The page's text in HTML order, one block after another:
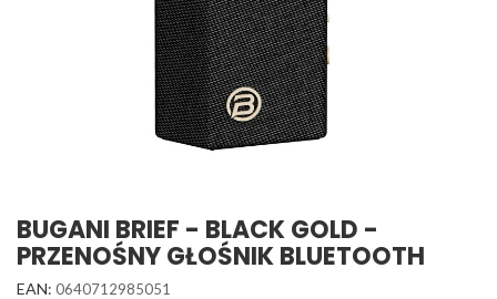
BUGANI BRIEF - BLACK GOLD -
PRZENOŚNY GŁOŚNIK BLUETOOTH
EAN: 0640712985051